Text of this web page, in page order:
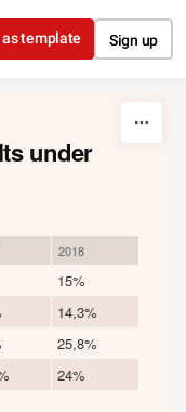
as template Sign up
under
2018
15%
14,3%
25,8%
24%